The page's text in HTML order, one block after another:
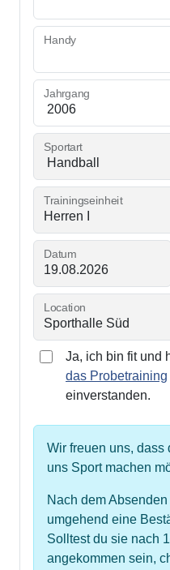
Handy
Jahrgang
Sportart
Trainingseinheit
Datum
Location
Ja, ich bin fit und
das Probetraining
einverstanden.
Wir freuen uns, dass
uns Sport machen
Nach dem
umgehend eine
Solltest du sie nach
angekommen sein,